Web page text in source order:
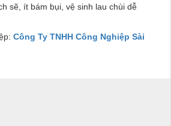
sẽ, ít bám bụi, vệ sinh lau chùi dễ
Công Ty TNHH Công Nghiệp Sài